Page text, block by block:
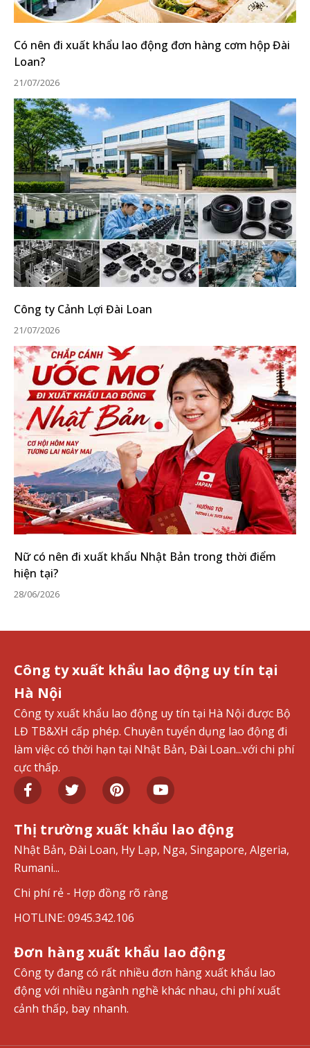
Có nên đi xuất khẩu lao động đơn hàng cơm hộp Đài
Loan?
21/07/2026
Công ty Cảnh Lợi Đài Loan
21/07/2026
Nữ có nên đi xuất khẩu Nhật Bản trong thời điểm
hiện tại?
28/06/2026
Công ty xuất khẩu lao động uy tín tại
Hà Nội
Công ty xuất khẩu lao động uy tín tại Hà Nội được Bộ
LĐ TB&XH cấp phép. Chuyên tuyển dụng lao động đi
làm việc có thời hạn tại Nhật Bản, Đài Loan...với chi phí
cực thấp.
Thị trường xuất khẩu lao động
Nhật Bản, Đài Loan, Hy Lạp, Nga, Singapore, Algeria,
Rumani...
Chi phí rẻ - Hợp đồng rõ ràng
HOTLINE: 0945.342.106
Đơn hàng xuất khẩu lao động
Công ty đang có rất nhiều đơn hàng xuất khẩu lao
động với nhiều ngành nghề khác nhau, chi phí xuất
cảnh thấp, bay nhanh.